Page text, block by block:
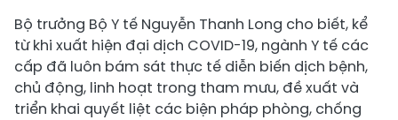
Bộ trưởng Bộ Y tế Nguyễn Thanh Long cho biết, kể
từ khi xuất hiện đại dịch COVID-19, ngành Y tế các
cấp đã luôn bám sát thực tế diễn biến dịch bệnh,
chủ động, linh hoạt trong tham mưu, đề xuất và
triển khai quyết liệt các biện pháp phòng, chống